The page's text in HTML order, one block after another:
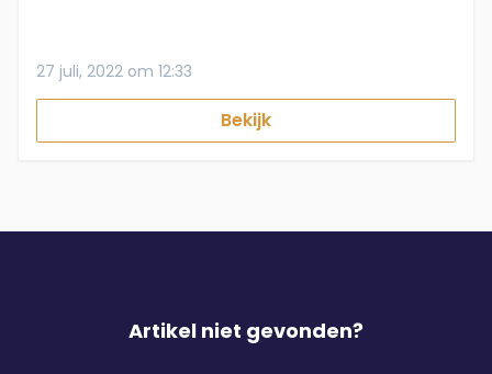
27 juli, 2022 om 12:33
Bekijk
Artikel niet gevonden?